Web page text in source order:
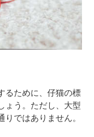
るために、仔猫の標
ょう。ただし、大型
ではありません。